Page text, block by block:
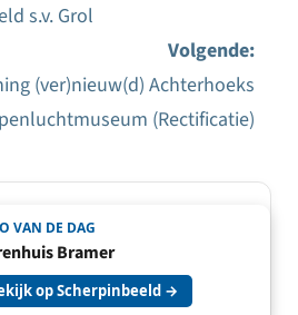
s.v. Grol
Volgende:
(ver)nieuw(d) Achterhoeks
(Rectificatie)
VAN DE DAG
Bramer
op Scherpinbeeld →